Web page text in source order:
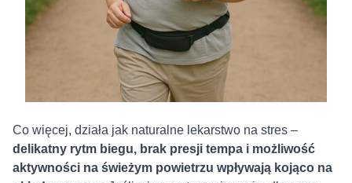
Co więcej, działa jak naturalne lekarstwo na stres –
delikatny rytm biegu, brak presji tempa i możliwość
aktywności na świeżym powietrzu wpływają kojąco na